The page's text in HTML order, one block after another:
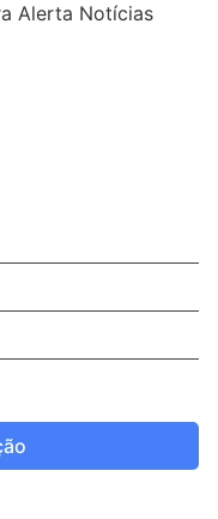
Alerta Notícias